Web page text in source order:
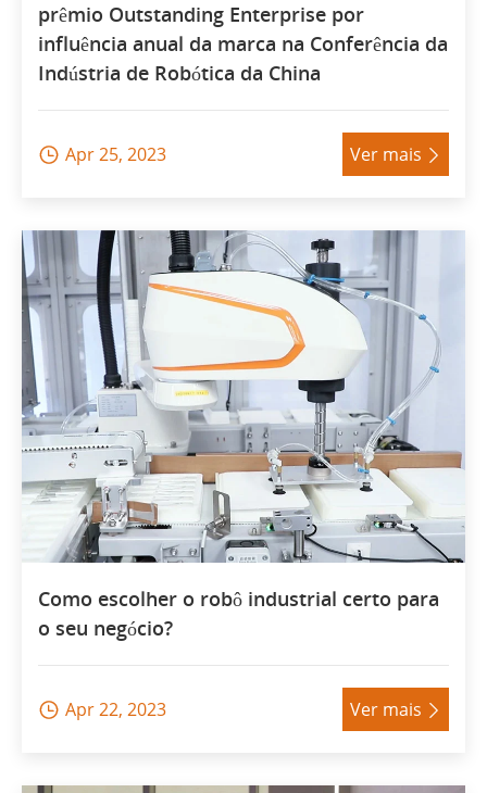
prêmio Outstanding Enterprise por
influência anual da marca na Conferência da
Indústria de Robótica da China
 Apr 25, 2023 Ver mais 
Como escolher o robô industrial certo para
o seu negócio?
 Apr 22, 2023 Ver mais 